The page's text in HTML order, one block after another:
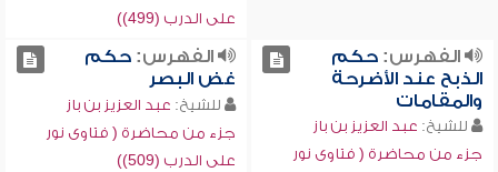
على الدرب (499))
الفهرس:حكم
الذبح عند الأضرحة
والمقامات
للشيخ: عبد العزيز بن باز
جزء من محاضرة ( فتاوى نور
الفهرس:حكم
غض البصر
للشيخ: عبد العزيز بن باز
جزء من محاضرة ( فتاوى نور
على الدرب (509))